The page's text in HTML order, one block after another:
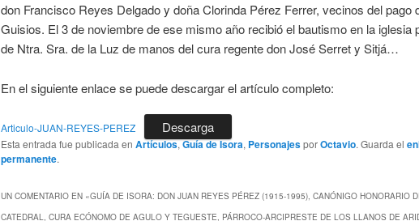
don Francisco Reyes Delgado y doña Clorinda Pérez Ferrer, vecinos del pago
Guisios. El 3 de noviembre de ese mismo año recibió el bautismo en la iglesia
de Ntra. Sra. de la Luz de manos del cura regente don José Serret y Sitjá…
En el siguiente enlace se puede descargar el artículo completo:
Articulo-JUAN-REYES-PEREZ Descarga
Esta entrada fue publicada en Artículos,Guía de Isora, PersonajesporOctavio. Guarda el
permanente.
UN COMENTARIO EN «GUÍA DE ISORA: DON JUAN REYES PÉREZ (1915-1995), CANÓNIGO HONORARIO
CATEDRAL, CURA ECÓNOMO DE AGULO Y TEGUESTE, PÁRROCO-ARCIPRESTE DE LOS LLANOS DE